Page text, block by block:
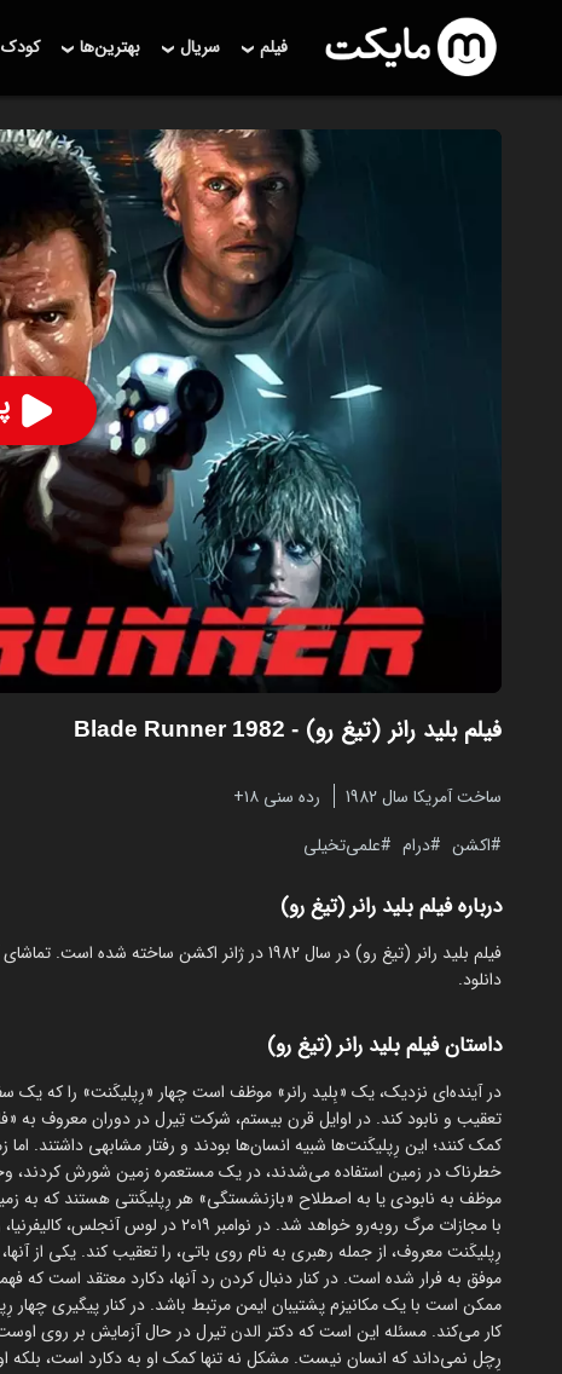
فیلم سریال بهترین‌ها کودک
فیلم بلید رانر (تیغ رو) - Blade Runner 1982
ساخت آمریکا سال 1982
رده سنی ۱۸+
اکشن
درام علمی‌تخیلی
درباره فیلم بلید رانر (تیغ رو)
دانلود.
داستان فیلم بلید رانر (تیغ رو)
در آینده‌ای نزدیک، یک «بِلید رانر» موظف است چهار «رِپلیکَنت» را که یک
تعقیب و نابود کند. در اوایل قرن بیستم، شرکت تِیرل در دوران معروف به
خطرناک در زمین استفاده می‌شدند، در یک مستعمره زمین شورش کردند،
موظف به نابودی یا به اصطلاح «بازنشستگی» هر رِپلیکَنتی هستند که به
با مجازات مرگ روبه‌رو خواهد شد. در
رِپلیکَنت معروف، از جمله رهبری به نام روی باتی، را تعقیب کند. یکی از
موفق به فرار شده است. در کنار دنبال کردن رد آنها، دکارد معتقد است
ممکن است با یک مکانیزم پشتیبان ایمن مرتبط باشد. در کنار پیگیری چهار
کار می‌کند. مسئله این است که دکتر الدن تیرل در حال آزمایش بر روی اوست
رِچل نمی‌داند که انسان نیست. مشکل نه تنها کمک او به دکارد است،